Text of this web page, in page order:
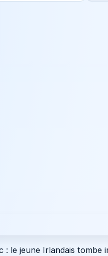
le jeune Irlandais tombe